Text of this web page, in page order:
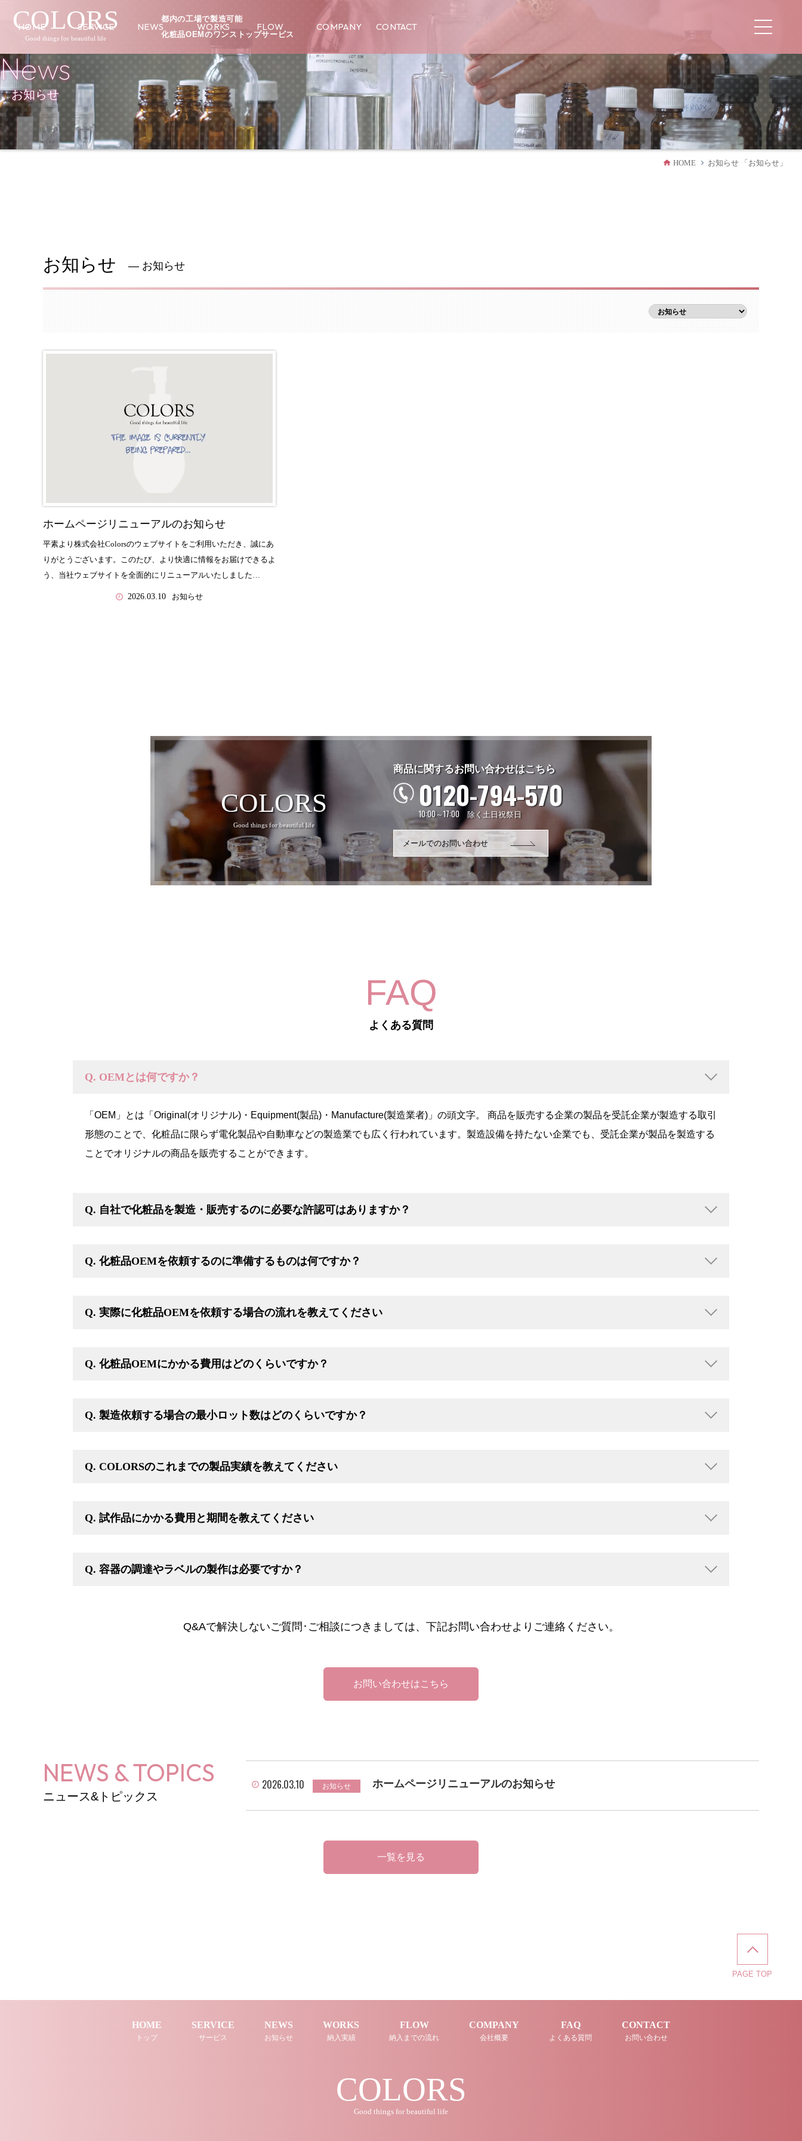
COLORS
Good things for beautiful life
都内の工場で製造可能
化粧品OEMのワンストップサービス
HOME SERVICE NEWS WORKS FLOW COMPANY CONTACT
News
お知らせ
HOME お知らせ 「お知らせ」
お知らせ ― お知らせ
ホームページリニューアルのお知らせ
平素より株式会社Colorsのウェブサイトをご利用いただき、誠にあ
りがとうございます。このたび、より快適に情報をお届けできるよ
う、当社ウェブサイトを全面的にリニューアルいたしました…
2026.03.10 お知らせ
COLORS
Good things for beautiful life
商品に関するお問い合わせはこちら
0120-794-570
10:00～17:00 除く土日祝祭日
メールでのお問い合わせ
FAQ
よくある質問
Q. OEMとは何ですか？
「OEM」とは「Original(オリジナル)・Equipment(製品)・Manufacture(製造業者)」の頭文字。 商品を販売する企業の製品を受託企業が製造する取引
形態のことで、化粧品に限らず電化製品や自動車などの製造業でも広く行われています。製造設備を持たない企業でも、受託企業が製品を製造する
ことでオリジナルの商品を販売することができます。
Q. 自社で化粧品を製造・販売するのに必要な許認可はありますか？
Q. 化粧品OEMを依頼するのに準備するものは何ですか？
Q. 実際に化粧品OEMを依頼する場合の流れを教えてください
Q. 化粧品OEMにかかる費用はどのくらいですか？
Q. 製造依頼する場合の最小ロット数はどのくらいですか？
Q. COLORSのこれまでの製品実績を教えてください
Q. 試作品にかかる費用と期間を教えてください
Q. 容器の調達やラベルの製作は必要ですか？
Q&Aで解決しないご質問･ご相談につきましては、下記お問い合わせよりご連絡ください。
お問い合わせはこちら
NEWS & TOPICS
ニュース&トピックス
2026.03.10 お知らせ ホームページリニューアルのお知らせ
一覧を見る
PAGE TOP
HOME
トップ
SERVICE
サービス
NEWS
お知らせ
WORKS
納入実績
FLOW
納入までの流れ
COMPANY
会社概要
FAQ
よくある質問
CONTACT
お問い合わせ
COLORS
Good things for beautiful life